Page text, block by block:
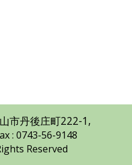
市丹後庄町222-1,
: 0743-56-9148
Reserved